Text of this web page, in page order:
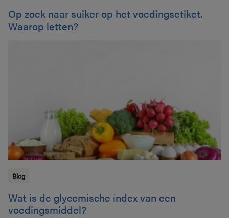
Op zoek naar suiker op het voedingsetiket.
Waarop letten?
Blog
Wat is de glycemische index van een
voedingsmiddel?